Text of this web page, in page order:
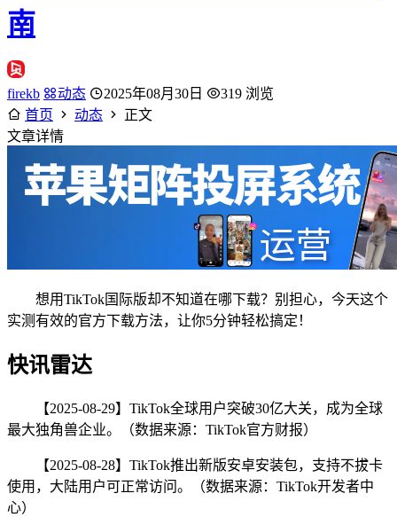
南
firekb 动态 2025年08月30日
319 浏览
首页
动态
正文
文章详情
想用TikTok国际版却不知道在哪下载？别担心，今天这个
实测有效的官方下载方法，让你5分钟轻松搞定！
快讯雷达
【2025-08-29】TikTok全球用户突破30亿大关，成为全球
最大独角兽企业。（数据来源：TikTok官方财报）
【2025-08-28】TikTok推出新版安卓安装包，支持不拔卡
使用，大陆用户可正常访问。（数据来源：TikTok开发者中
心）